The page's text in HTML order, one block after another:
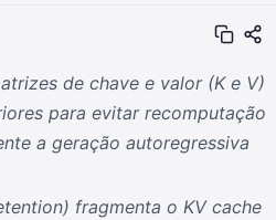
de chave e valor (K e V)
para evitar recomputação
a geração autoregressiva
fragmenta o KV cache